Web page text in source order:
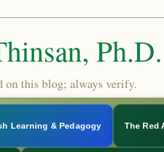
Ph.D.
on this blog; always verify.
Learning & Pedagogy The Red